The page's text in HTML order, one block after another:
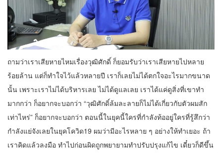
ถามว่าเราเสียหายไหมเรื่องวุฒิศักดิ์ ก็ยอมรับว่าเราเสียหายไปหลาย
ร้อยล้าน แต่ก็ทำใจไว้แล้วหลายปี เราก็เลยไม่ได้ตกใจอะไรมากขนาด
นั้น เพราะเราไม่ได้บริหารเลย ไม่ได้ดูแลเลย เราได้แค่ดูสิ่งที่เขาทำ
มากกว่า ก็อยากจะบอกว่า “วุฒิศักดิ์ล้มละลายก็ไม่ได้เกี่ยวกับตัวผมสัก
เท่าไหร่” ก็อยากจะบอกว่า ตอนนี้ในยุคนี้ใครที่กำลังท้ออยู่ใครที่รู้สึกว่า
กำลังแย่จังเลยในยุคโควิด19 ผมว่ามีอะไรหลาย ๆ อย่างให้ทำเยอะ ถ้า
เราคิดแล้วลงมือ ทำไปก่อนผิดถูกพยายามทำปรับปรุงแก้ไข เดี๋ยวก็ดีขึ้น